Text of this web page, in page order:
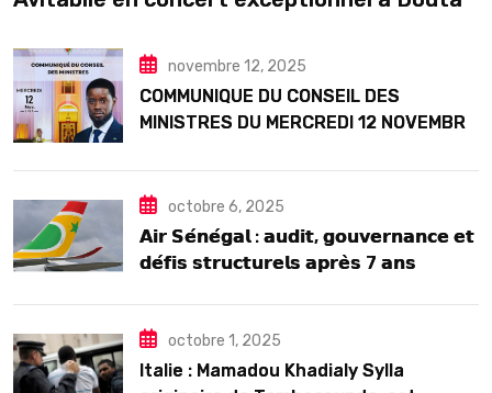
novembre 12, 2025
COMMUNIQUE DU CONSEIL DES
MINISTRES DU MERCREDI 12 NOVEMBRE
octobre 6, 2025
𝗔𝗶𝗿 𝗦𝗲́𝗻𝗲́𝗴𝗮𝗹 : 𝗮𝘂𝗱𝗶𝘁, 𝗴𝗼𝘂𝘃𝗲𝗿𝗻𝗮𝗻𝗰𝗲 𝗲𝘁
𝗱𝗲́𝗳𝗶𝘀 𝘀𝘁𝗿𝘂𝗰𝘁𝘂𝗿𝗲𝗹𝘀 𝗮𝗽𝗿𝗲̀𝘀 7 𝗮𝗻𝘀
octobre 1, 2025
Italie : Mamadou Khadialy Sylla